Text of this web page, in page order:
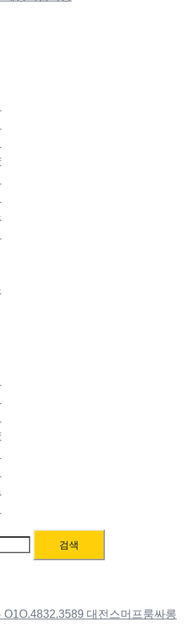
대전스머프룸싸롱